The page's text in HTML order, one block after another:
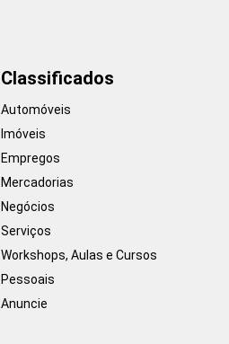
Classificados
Automóveis
Imóveis
Empregos
Mercadorias
Negócios
Serviços
Workshops, Aulas e Cursos
Pessoais
Anuncie